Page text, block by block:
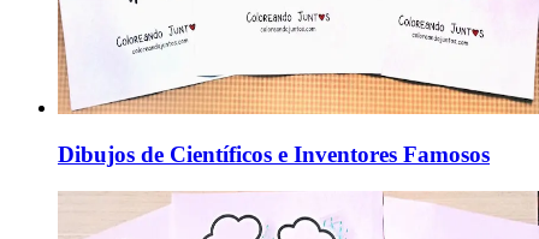
Dibujos de Científicos e Inventores Famosos